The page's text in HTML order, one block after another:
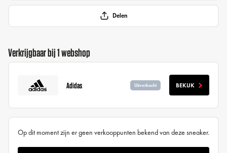
Delen
Verkrijgbaar bij 1 webshop
Adidas Uitverkocht BEKIJK
Op dit moment zijn er geen verkooppunten bekend van deze sneaker.